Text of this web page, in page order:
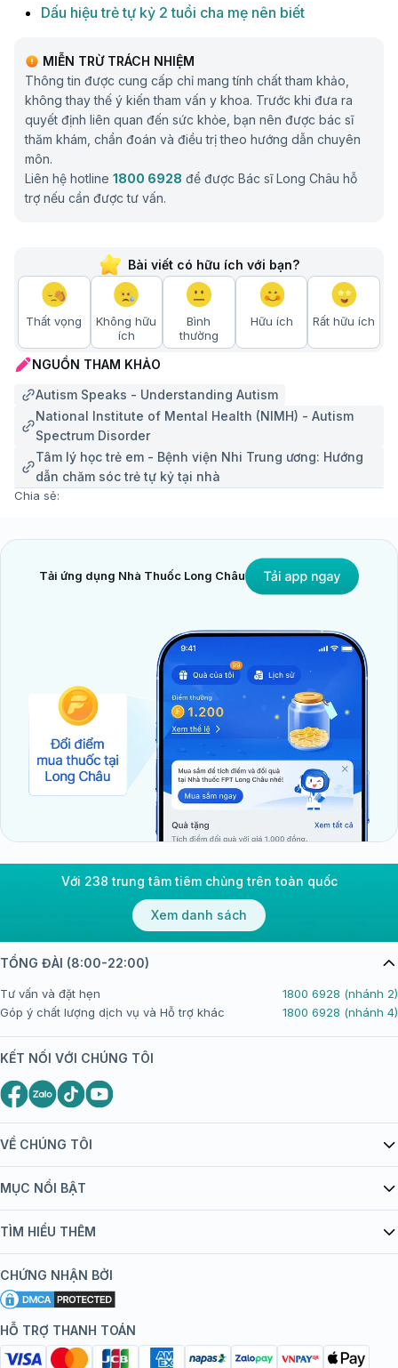
Dấu hiệu trẻ tự kỷ 2 tuổi cha mẹ nên biết
MIỄN TRỪ TRÁCH NHIỆM
Thông tin được cung cấp chỉ mang tính chất tham khảo,
không thay thế ý kiến tham vấn y khoa. Trước khi đưa ra
quyết định liên quan đến sức khỏe, bạn nên được bác sĩ
thăm khám, chẩn đoán và điều trị theo hướng dẫn chuyên
môn.
Liên hệ hotline 1800 6928 để được Bác sĩ Long Châu hỗ
trợ nếu cần được tư vấn.
Bài viết có hữu ích với bạn?
Thất vọng
Không hữu
ích
Bình
thường
Hữu ích Rất hữu ích
NGUỒN THAM KHẢO
Autism Speaks - Understanding Autism
National Institute of Mental Health (NIMH) - Autism
Spectrum Disorder
Tâm lý học trẻ em - Bệnh viện Nhi Trung ương: Hướng
dẫn chăm sóc trẻ tự kỷ tại nhà
Chia sẻ:
Tải ứng dụng Nhà Thuốc Long Châu
Với 238 trung tâm tiêm chủng trên toàn quốc
Xem danh sách
VỀ CHÚNG TÔI
Giới thiệu Tiêm Chủng FPT Long Châu
bán hàng
Chính sách nội dung
Chính sách bảo mật
Chính sách bảo mật dữ liệu cá nhân
MỤC NỔI BẬT
Danh mục vắc xin
Đội ngũ bác sĩ, chuyên gia
Hệ thống trung tâm tiêm chủng
TÌM HIỂU THÊM
Khuyến mãi
Tôi nên tiêm gì?
Tiêm chủng đi nước ngoài
CHỨNG NHẬN BỞI
HỖ TRỢ THANH TOÁN
TỔNG ĐÀI (8:00-22:00)
Tư vấn và đặt hẹn
1800 6928 (nhánh 2)
Góp ý chất lượng dịch vụ và Hỗ trợ khác
1800 6928 (nhánh 4)
KẾT NỐI VỚI CHÚNG TÔI